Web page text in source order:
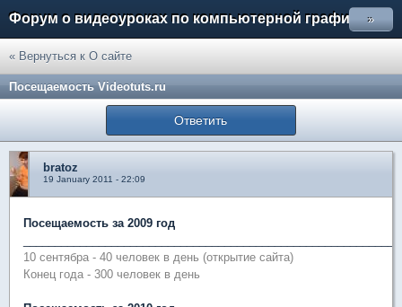
Форум о видеоуроках по компьютерной графике »
« Вернуться к О сайте
Посещаемость Videotuts.ru
Ответить
bratoz
19 January 2011 - 22:09
Посещаемость за 2009 год
10 сентябра - 40 человек в день (открытие сайта)
Конец года - 300 человек в день